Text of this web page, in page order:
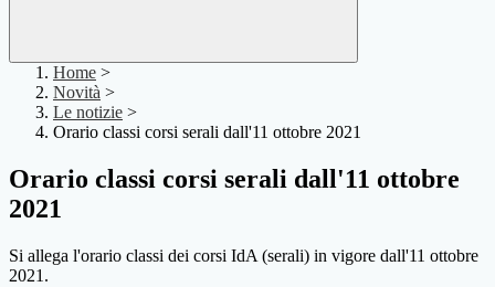
Home >
Novità >
Le notizie >
Orario classi corsi serali dall'11 ottobre 2021
Orario classi corsi serali dall'11 ottobre
2021
Si allega l'orario classi dei corsi IdA (serali) in vigore dall'11 ottobre
2021.